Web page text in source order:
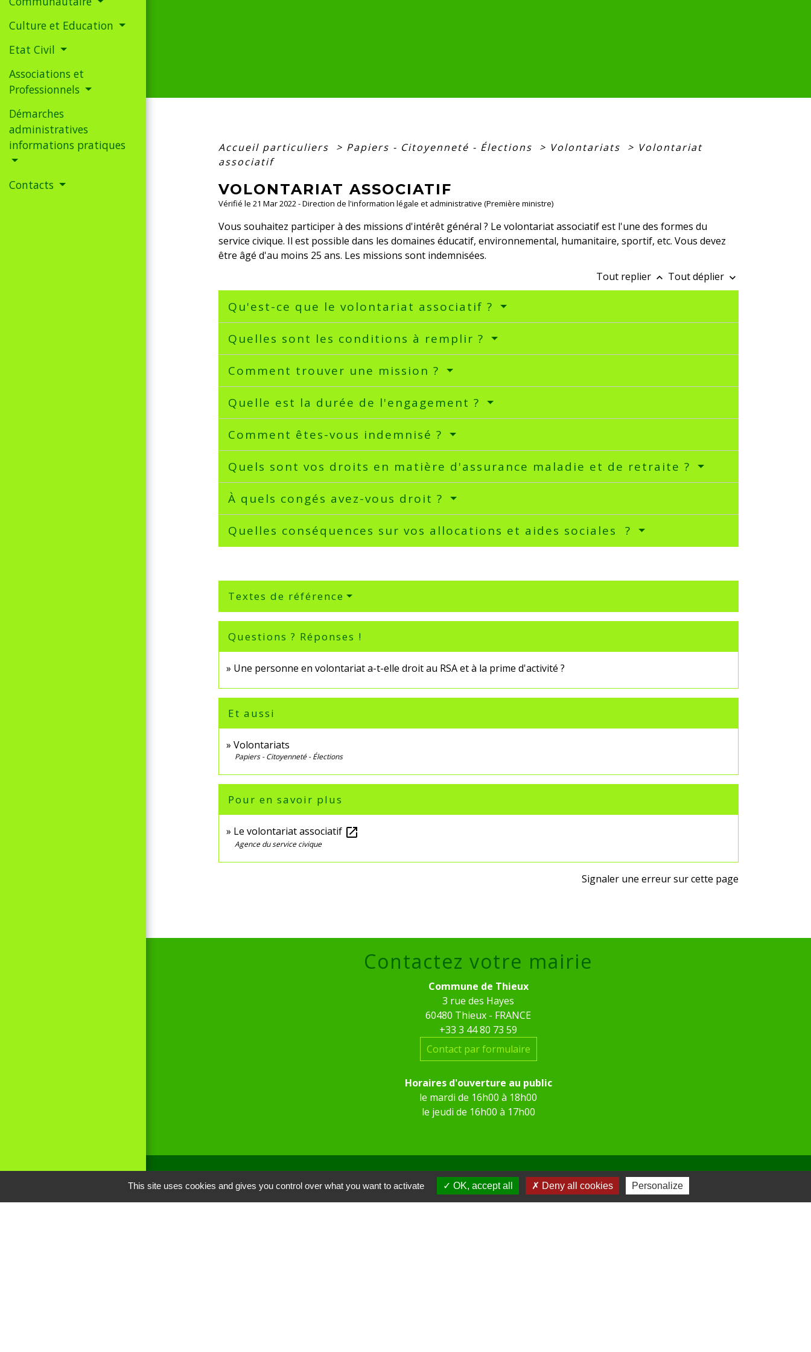
Culture et Education
Etat Civil
Associations et
Professionnels
Démarches
administratives
informations pratiques
Contacts
Accueil particuliers > Papiers - Citoyenneté - Élections > Volontariats > Volontariat
associatif
VOLONTARIAT ASSOCIATIF
Vérifié le 21 Mar 2022 - Direction de l'information légale et administrative (Première ministre)
Vous souhaitez participer à des missions d'intérêt général ? Le volontariat associatif est l'une des formes du
service civique. Il est possible dans les domaines éducatif, environnemental, humanitaire, sportif, etc. Vous devez
être âgé d'au moins 25 ans. Les missions sont indemnisées.
Tout replier keyboard_arrow_up Tout déplier keyboard_arrow_down
Qu'est-ce que le volontariat associatif ?
Quelles sont les conditions à remplir ?
Comment trouver une mission ?
Quelle est la durée de l'engagement ?
Comment êtes-vous indemnisé ?
Quels sont vos droits en matière d'assurance maladie et de retraite ?
À quels congés avez-vous droit ?
Quelles conséquences sur vos allocations et aides sociales ?
Textes de référence
Questions ? Réponses !
Une personne en volontariat a-t-elle droit au RSA et à la prime d'activité ?
Et aussi
Volontariats
Papiers - Citoyenneté - Élections
Pour en savoir plus
Le volontariat associatif open_in_new
Agence du service civique
Signaler une erreur sur cette page
Contactez votre mairie
Commune de Thieux
3 rue des Hayes
60480 Thieux - FRANCE
+33 3 44 80 73 59
Contact par formulaire
Horaires d'ouverture au public
le mardi de 16h00 à 18h00
le jeudi de 16h00 à 17h00
Liens
This site uses cookies and gives you control over what you want to activate OK, accept all Deny all cookies Personalize